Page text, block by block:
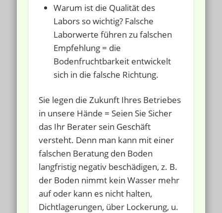
Warum ist die Qualität des
Labors so wichtig? Falsche
Laborwerte führen zu falschen
Empfehlung = die
Bodenfruchtbarkeit entwickelt
sich in die falsche Richtung.
Sie legen die Zukunft Ihres Betriebes
in unsere Hände = Seien Sie Sicher
das Ihr Berater sein Geschäft
versteht. Denn man kann mit einer
falschen Beratung den Boden
langfristig negativ beschädigen, z. B.
der Boden nimmt kein Wasser mehr
auf oder kann es nicht halten,
Dichtlagerungen, über Lockerung, u.